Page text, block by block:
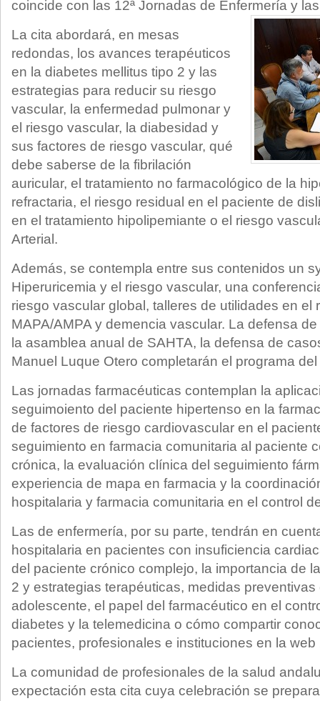
coincide con las 12ª Jornadas de Enfermería y
La cita abordará, en mesas
redondas, los avances terapéuticos
en la diabetes mellitus tipo 2 y las
estrategias para reducir su riesgo
vascular, la enfermedad pulmonar y
el riesgo vascular, la diabesidad y
sus factores de riesgo vascular, qué
debe saberse de la fibrilación
auricular, el tratamiento no farmacológico de la
refractaria, el riesgo residual en el paciente de
en el tratamiento hipolipemiante o el riesgo
Arterial.
Además, se contempla entre sus contenidos un
Hiperuricemia y el riesgo vascular, una
riesgo vascular global, talleres de utilidades en el
MAPA/AMPA y demencia vascular. La defensa
la asamblea anual de SAHTA, la defensa de
Manuel Luque Otero completarán el programa
Las jornadas farmacéuticas contemplan la
seguimoiento del paciente hipertenso en la
de factores de riesgo cardiovascular en el
seguimiento en farmacia comunitaria al paciente
crónica, la evaluación clínica del seguimiento
experiencia de mapa en farmacia y la
hospitalaria y farmacia comunitaria en el control
Las de enfermería, por su parte, tendrán en
hospitalaria en pacientes con insuficiencia
del paciente crónico complejo, la importancia de
2 y estrategias terapéuticas, medidas
adolescente, el papel del farmacéutico en el
diabetes y la telemedicina o cómo compartir
pacientes, profesionales e instituciones en la web
La comunidad de profesionales de la salud
expectación esta cita cuya celebración se